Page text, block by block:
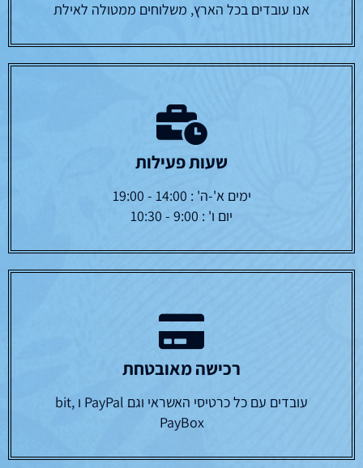
אנו עובדים בכל הארץ, משלוחים ממטולה לאילת
שעות פעילות
ימים א'-ה' : 14:00 - 19:00
יום ו' : 9:00 - 10:30
רכישה מאובטחת
עובדים עם כל כרטיסי האשראי וגם PayPal ו bit,
PayBox